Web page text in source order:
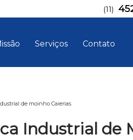
Serviços Contato
(11)
de moinho Caierias
Industrial de